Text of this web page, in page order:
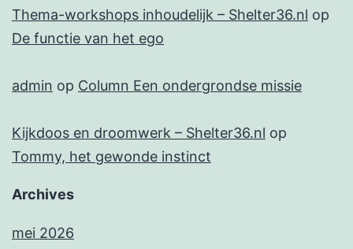
Thema-workshops inhoudelijk – Shelter36.nl op
De functie van het ego
admin op Column Een ondergrondse missie
Kijkdoos en droomwerk – Shelter36.nl op
Tommy, het gewonde instinct
Archives
mei 2026